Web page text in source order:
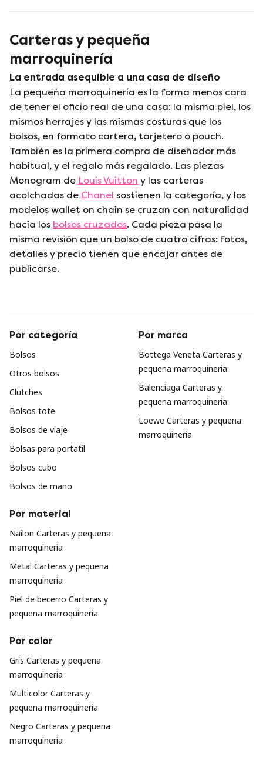
Carteras y pequeña
marroquinería
La entrada asequible a una casa de diseño
La pequeña marroquinería es la forma menos cara
de tener el oficio real de una casa: la misma piel, los
mismos herrajes y las mismas costuras que los
bolsos, en formato cartera, tarjetero o pouch.
También es la primera compra de diseñador más
habitual, y el regalo más regalado. Las piezas
Monogram de Louis Vuitton y las carteras
acolchadas de Chanel sostienen la categoría, y los
modelos wallet on chain se cruzan con naturalidad
hacia los bolsos cruzados. Cada pieza pasa la
misma revisión que un bolso de cuatro cifras: fotos,
detalles y precio tienen que encajar antes de
publicarse.
Por categoría
Bolsos
Otros bolsos
Clutches
Bolsos tote
Bolsos de viaje
Bolsas para portatil
Bolsos cubo
Bolsos de mano
Por marca
Bottega Veneta Carteras y
pequena marroquineria
Balenciaga Carteras y
pequena marroquineria
Loewe Carteras y pequena
marroquineria
Por material
Nailon Carteras y pequena
marroquineria
Metal Carteras y pequena
marroquineria
Piel de becerro Carteras y
pequena marroquineria
Por color
Gris Carteras y pequena
marroquineria
Multicolor Carteras y
pequena marroquineria
Negro Carteras y pequena
marroquineria